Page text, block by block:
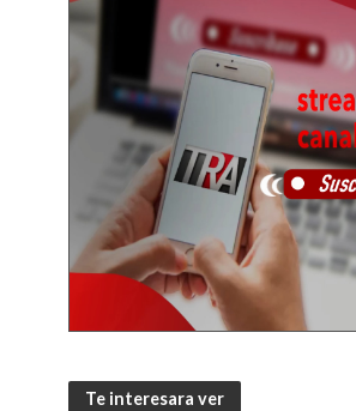
Te interesara ver